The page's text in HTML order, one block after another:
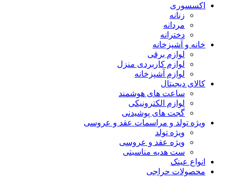
اکسسوری
زنانه
مردانه
دخترانه
خانه و آشپزخانه
لوازم برقی
لوازم کاربردی منزل
لوازم آشپزخانه
کالای دیجیتال
ساعت های هوشمند
لوازم الکترونیکی
گجت های پوشیدنی
ویژه تولد و مراسمات عقد و عروسی
ویژه تولد
ویژه عقد و عروسی
ست هدیه مناسبتی
انواع عینک
محصولات حراجی